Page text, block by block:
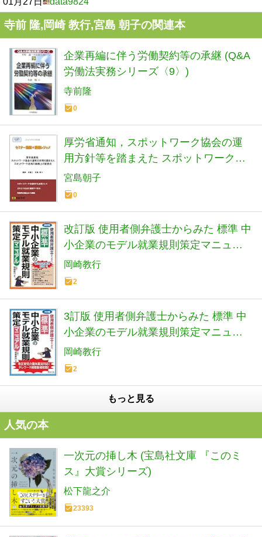
寺前 隆,岡崎 教行,宮島 朝子の関連本
企業再編に伴う労働契約等の承継 (Q&A
労働法実務シリーズ〈9〉)
寺前隆
0
厚労省通知，スポットワーク協会の運
用方針等を踏まえた スポットワーク活
用の実務上の留意点 (S417)[日本法令セ
ミナーシリーズ]
宮島朝子
0
改訂版 使用者側弁護士からみた 標準 中
小企業のモデル就業規則策定マニュア
ル
岡崎教行
2
3訂版 使用者側弁護士からみた 標準 中
小企業のモデル就業規則策定マニュア
ル
岡崎教行
2
もっと見る
人気の本
一次元の挿し木 (宝島社文庫 『このミ
ス』大賞シリーズ)
松下龍之介
23393